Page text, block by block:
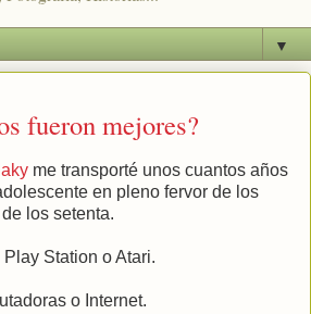
▼
fueron mejores?
me transporté unos cuantos años
en pleno fervor de los
los setenta.
Station o Atari.
o Internet.